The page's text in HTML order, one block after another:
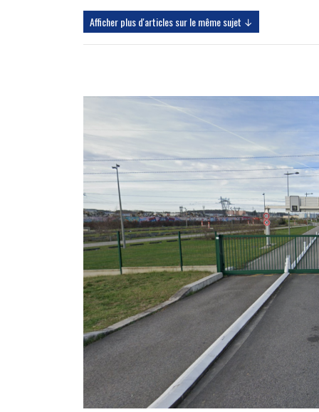
Afficher plus d'articles sur le même sujet ↓